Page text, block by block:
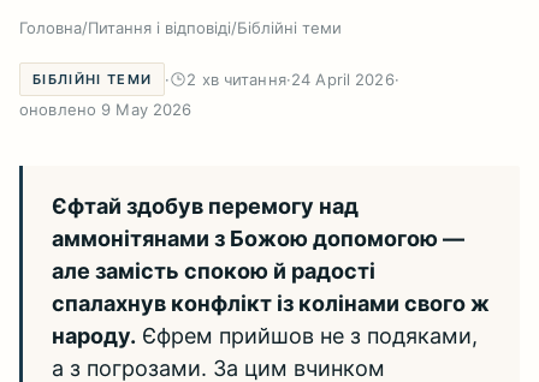
Головна/Питання і відповіді/Біблійні теми
БІБЛІЙНІ ТЕМИ · 2 хв читання·24 April 2026·
оновлено 9 May 2026
Єфтай здобув перемогу над
аммонітянами з Божою допомогою —
але замість спокою й радості
спалахнув конфлікт із колінами свого ж
народу. Єфрем прийшов не з подяками,
а з погрозами. За цим вчинком